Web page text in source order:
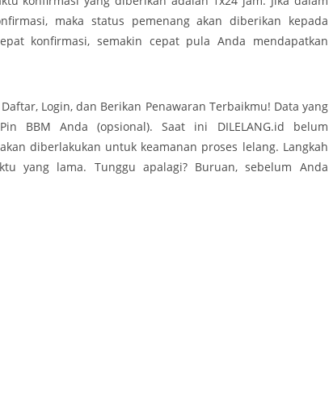
maka status pemenang akan diberikan kepada
konfirmasi, semakin cepat pula Anda mendapatkan
Login, dan Berikan Penawaran Terbaikmu! Data yang
BBM Anda (opsional). Saat ini DILELANG.id belum
diberlakukan untuk keamanan proses lelang. Langkah
yang lama. Tunggu apalagi? Buruan, sebelum Anda